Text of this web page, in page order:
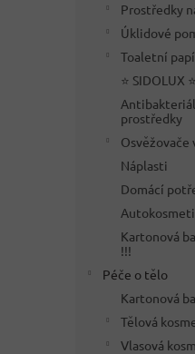
Prostředky
Úklidové
Toaletní
⭐ SIDOLUX ⭐
prostředky
Osvěžovače
Náplasti
Domácí
Kartonová
!!!
Péče o tělo
Kartonová
Tělová
Vlasová